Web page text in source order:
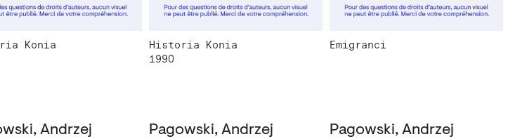
Konia
Historia Konia
1990
Emigranci
Andrzej Pagowski, Andrzej Pagowski, Andrzej